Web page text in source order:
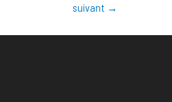
suivant →